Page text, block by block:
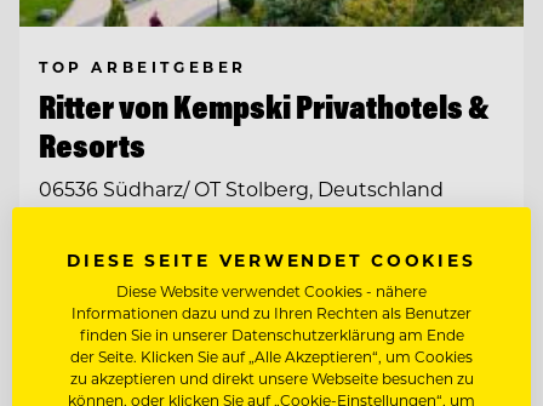
TOP ARBEITGEBER
Ritter von Kempski Privathotels &
Resorts
06536 Südharz/ OT Stolberg, Deutschland
SOUS CHEF GOURMET (M/W/D)
STELLVERTRETENDE
RESTAURANTLEITUNG (M/W/D)
DIESE SEITE VERWENDET COOKIES
Diese Website verwendet Cookies - nähere
Informationen dazu und zu Ihren Rechten als Benutzer
finden Sie in unserer Datenschutzerklärung am Ende
der Seite. Klicken Sie auf „Alle Akzeptieren“, um Cookies
zu akzeptieren und direkt unsere Webseite besuchen zu
können, oder klicken Sie auf „Cookie-Einstellungen“, um